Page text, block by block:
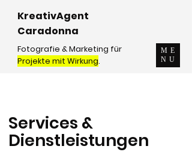
ME
NU
Fotografie & Marketing für
Projekte mit Wirkung.
KreativAgent
Caradonna
Services &
Dienstleistungen